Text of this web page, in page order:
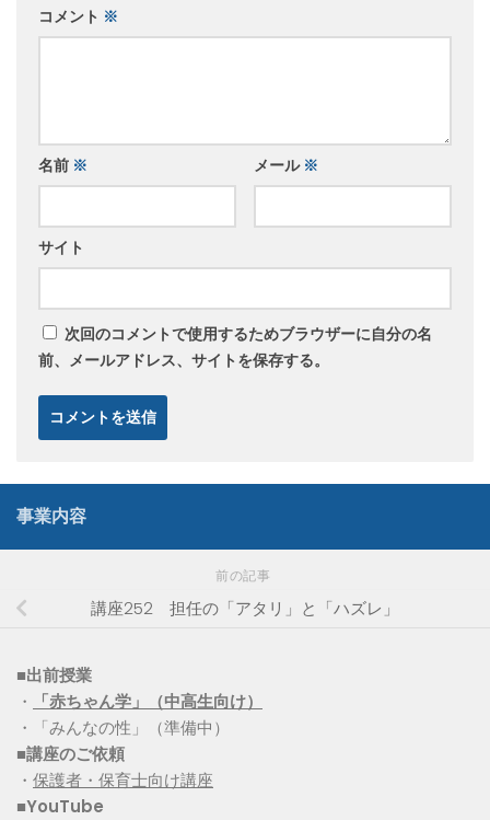
コメント ※
名前 ※ メール ※
サイト
次回のコメントで使用するためブラウザーに自分の名
前、メールアドレス、サイトを保存する。
事業内容
前の記事
講座252 担任の「アタリ」と「ハズレ」
■出前授業
・
「赤ちゃん学」（中高生向け）
・「みんなの性」（準備中）
■講座のご依頼
・ 保護者・保育士向け講座
■YouTube